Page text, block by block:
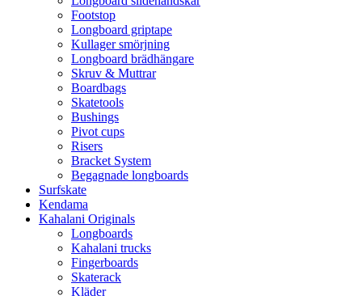
Footstop
Longboard griptape
Kullager smörjning
Longboard brädhängare
Skruv & Muttrar
Boardbags
Skatetools
Bushings
Pivot cups
Risers
Bracket System
Begagnade longboards
Surfskate
Kendama
Kahalani Originals
Longboards
Kahalani trucks
Fingerboards
Skaterack
Kläder